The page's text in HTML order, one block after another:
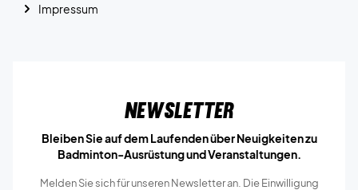
Impressum
Newsletter
Bleiben Sie auf dem Laufenden über Neuigkeiten zu
Badminton-Ausrüstung und Veranstaltungen.
Melden Sie sich für unseren Newsletter an. Die Einwilligung